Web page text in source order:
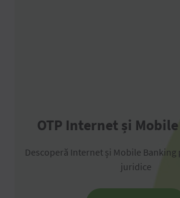
OTP Internet și
Descoperă Internet și Mobile
juridice